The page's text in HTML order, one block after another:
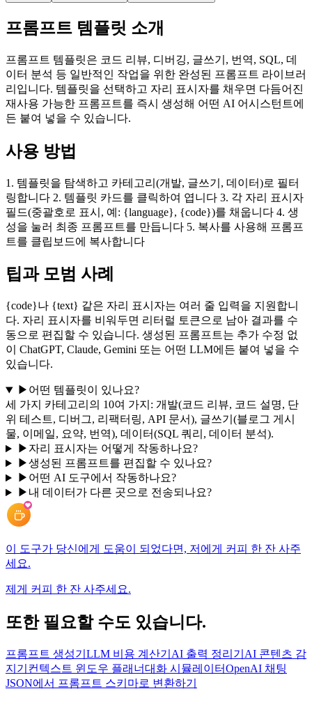
프롬프트 템플릿 소개
프롬프트 템플릿은 코드 리뷰, 디버깅, 글쓰기, 번역, SQL, 데
이터 분석 등 일반적인 작업을 위한 완성된 프롬프트 라이브러
리입니다. 템플릿을 선택하고 자리 표시자를 채우면 다듬어진
재사용 가능한 프롬프트를 즉시 생성해 어떤 AI 어시스턴트에
든 붙여 넣을 수 있습니다.
사용 방법
1. 템플릿을 탐색하고 카테고리(개발, 글쓰기, 데이터)로 필터
링합니다 2. 템플릿 카드를 클릭하여 엽니다 3. 각 자리 표시자
필드(중괄호로 표시, 예: {language}, {code})를 채웁니다 4. 생
성을 눌러 최종 프롬프트를 만듭니다 5. 복사를 사용해 프롬프
트를 클립보드에 복사합니다
팁과 모범 사례
{code}나 {text} 같은 자리 표시자는 여러 줄 입력을 지원합니
다. 자리 표시자를 비워두면 리터럴 토큰으로 남아 결과를 수
동으로 편집할 수 있습니다. 생성된 프롬프트는 추가 수정 없
이 ChatGPT, Claude, Gemini 또는 어떤 LLM에든 붙여 넣을 수
있습니다.
▶ 어떤 템플릿이 있나요?
세 가지 카테고리의 10여 가지: 개발(코드 리뷰, 코드 설명, 단
위 테스트, 디버그, 리팩터링, API 문서), 글쓰기(블로그 게시
물, 이메일, 요약, 번역), 데이터(SQL 쿼리, 데이터 분석).
▶ 자리 표시자는 어떻게 작동하나요?
▶생성된 프롬프트를 편집할 수 있나요?
▶ 어떤 AI 도구에서 작동하나요?
▶ 내 데이터가 다른 곳으로 전송되나요?
이 도구가 당신에게 도움이 되었다면, 저에게 커피 한 잔 사주
세요.
제게 커피 한 잔 사주세요.
또한 필요할 수도 있습니다.
프롬프트 생성기 LLM 비용 계산기 AI 출력 정리기 AI 콘텐츠 감
지기 컨텍스트 윈도우 플래너대화 시뮬레이터OpenAI 채팅
JSON에서 프롬프트 스키마로 변환하기